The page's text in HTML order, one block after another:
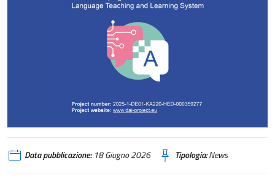
Data pubblicazione:18 Giugno 2026 Tipologia:News